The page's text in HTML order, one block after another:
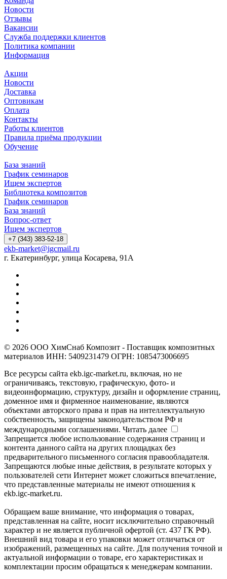
Новости
Отзывы
Вакансии
Служба поддержки клиентов
Политика компании
Информация
Акции
Новости
Доставка
Оптовикам
Оплата
Контакты
Работы клиентов
Правила приёма продукции
Обучение
База знаний
График семинаров
Ищем экспертов
Библиотека композитов
График семинаров
База знаний
Вопрос-ответ
Ищем экспертов
+7 (343) 383-52-18
ekb-market@igcmail.ru
г. Екатеринбург, улица Косарева, 91А
© 2026 ООО ХимСнаб Композит - Поставщик композитных
материалов ИНН: 5409231479 ОГРН: 1085473006695
Все ресурсы сайта ekb.igc-market.ru, включая, но не
ограничиваясь, текстовую, графическую, фото- и
видеоинформацию, структуру, дизайн и оформление страниц,
доменное имя и фирменное наименование, являются
объектами авторского права и прав на интеллектуальную
собственность, защищены законодательством РФ и
международными соглашениями. Читать далее
Запрещается любое использование содержания страниц и
контента данного сайта на других площадках без
предварительного письменного согласия правообладателя.
Запрещаются любые иные действия, в результате которых у
пользователей сети Интернет может сложиться впечатление,
что представленные материалы не имеют отношения к
ekb.igc-market.ru.
Обращаем ваше внимание, что информация о товарах,
представленная на сайте, носит исключительно справочный
характер и не является публичной офертой (ст. 437 ГК РФ).
Внешний вид товара и его упаковки может отличаться от
изображений, размещенных на сайте. Для получения точной и
актуальной информации о товаре, его характеристиках и
комплектации просим обращаться к менеджерам компании.